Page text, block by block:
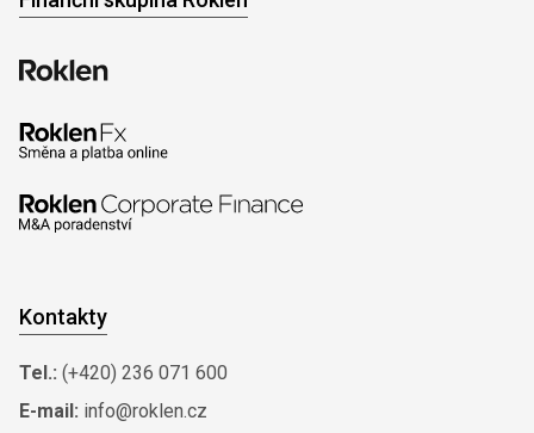
Kontakty
Tel.: (+420) 236 071 600
E-mail: info@roklen.cz